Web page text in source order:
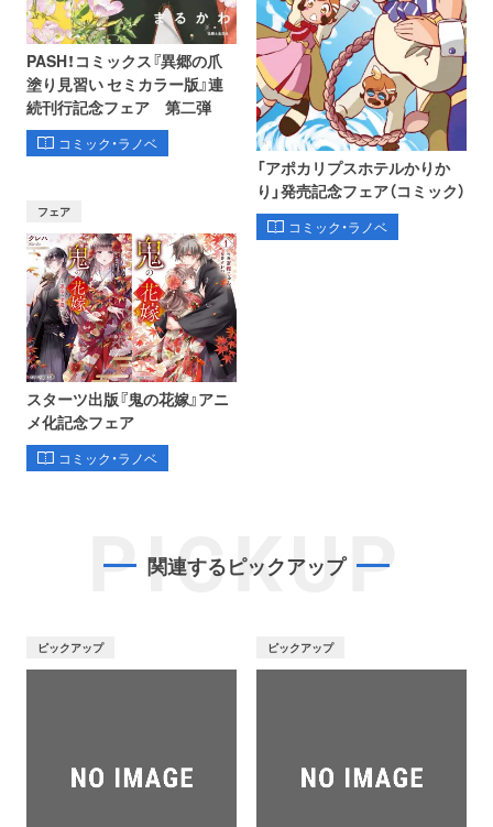
PASH！コミックス『異郷の爪
塗り見習い セミカラー版』連
続刊行記念フェア 第二弾
コミック・ラノベ
フェア
スターツ出版『鬼の花嫁』アニ
メ化記念フェア
コミック・ラノベ
「アポカリプスホテルかりか
り」発売記念フェア（コミック）
コミック・ラノベ
PICKUP
関連するピックアップ
ピックアップ ピックアップ